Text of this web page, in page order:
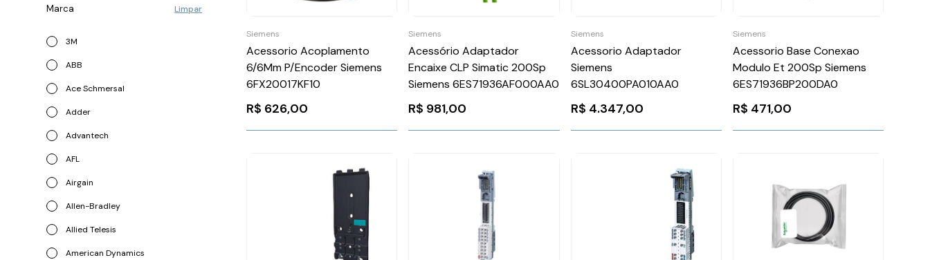
Marca Limpar
3M
ABB
Ace Schmersal
Adder
Advantech
AFL
Airgain
Allen-Bradley
Allied Telesis
American Dynamics
Siemens
Acessorio Acoplamento
6/6Mm P/Encoder Siemens
6FX20017KF10
R$ 626,00
Siemens
Acessório Adaptador
Encaixe CLP Simatic 200Sp
Siemens 6ES71936AF000AA0
R$ 981,00
Siemens
Acessorio Adaptador
Siemens
6SL30400PA010AA0
R$ 4.347,00
Siemens
Acessorio Base Conexao
Modulo Et 200Sp Siemens
6ES71936BP200DA0
R$ 471,00